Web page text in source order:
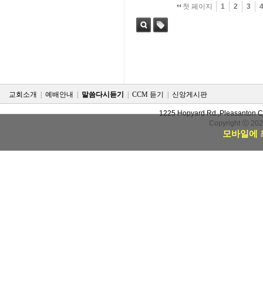
첫 페이지 1 2 3
교회소개 예배안내 말씀다시듣기 CCM 듣기 신앙게시판
1225 Hopyard Rd.,Pleasanton
Copyright ⓒ
모바일에